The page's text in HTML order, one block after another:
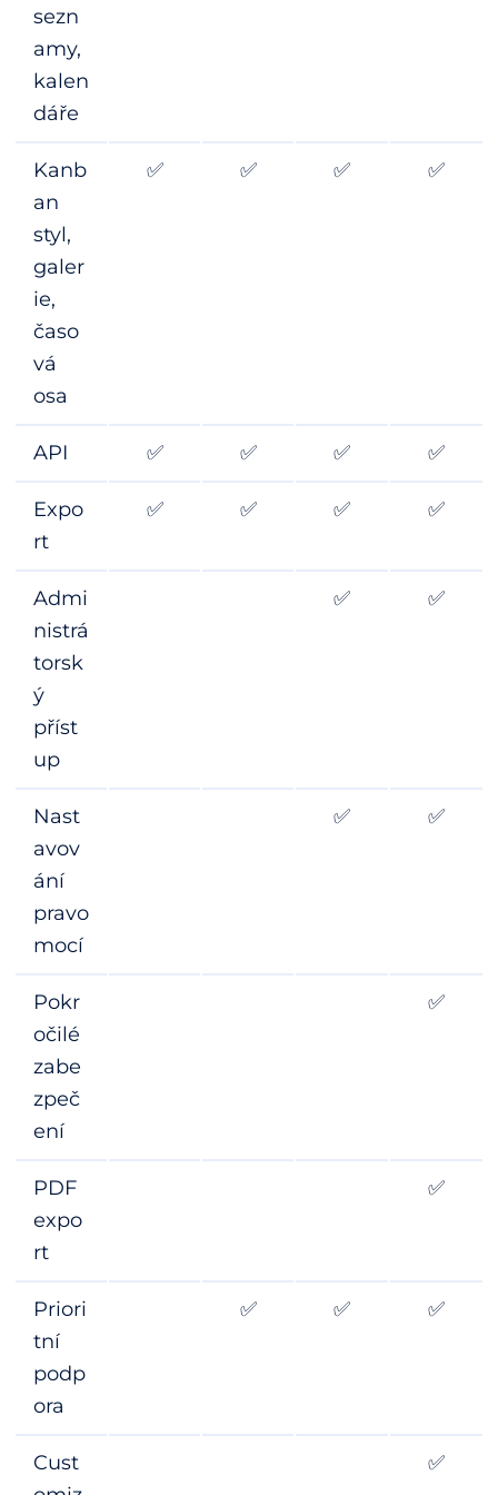
sezn
amy,
kalen
dáře
Kanb
an
styl,
galer
ie,
časo
vá
osa
✅ ✅ ✅ ✅
API ✅ ✅ ✅ ✅
Expo
rt
✅ ✅ ✅ ✅
Admi
nistrá
torsk
ý
příst
up
✅ ✅
Nast
avov
ání
pravo
mocí
✅ ✅
Pokr
očilé
zabe
zpeč
ení
✅
PDF
expo
rt
✅
Priori
tní
podp
ora
✅ ✅ ✅
Cust
✅